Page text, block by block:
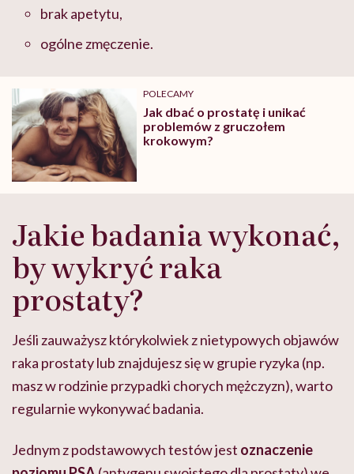
brak apetytu,
ogólne zmęczenie.
POLECAMY
Jak dbać o prostatę i unikać
problemów z gruczołem
krokowym?
Jakie badania wykonać,
by wykryć raka
prostaty?
Jeśli zauważysz którykolwiek z nietypowych objawów
raka prostaty lub znajdujesz się w grupie ryzyka (np.
masz w rodzinie przypadki chorych mężczyzn), warto
regularnie wykonywać badania.
Jednym z podstawowych testów jest oznaczenie